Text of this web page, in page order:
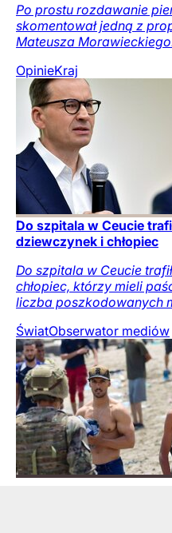
Po prostu rozdawanie
skomentował jedną z
Mateusza
OpinieKraj
Do szpitala w Ceucie
dziewczynek i chłopiec
Do szpitala w Ceucie
chłopiec, którzy mieli
liczba poszkodowanych
ŚwiatObserwator mediów